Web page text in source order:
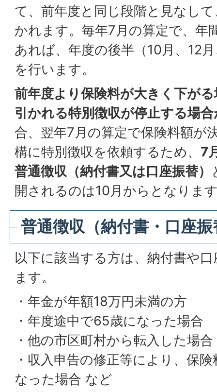
て、前年度と同じ段階と見なし
かれます。毎年7月の算定で、年
あれば、年度の後半（10月、12
を行います。
前年度より保険料が大きく下が
引かれる特別徴収が停止する場
合、翌年7月の算定で保険料額が
構に特別徴収を依頼するため、 7
普通徴収（納付書又は口座振替）
開されるのは10月からとなりま
普通徴収（納付書・口座振
以下に該当する方は、納付書や
ます。
・年金が年額18万円未満の方
・年度途中で65歳になった場合
・他の市区町村から転入した場合
・収入申告の修正等により、保
なった場合 など